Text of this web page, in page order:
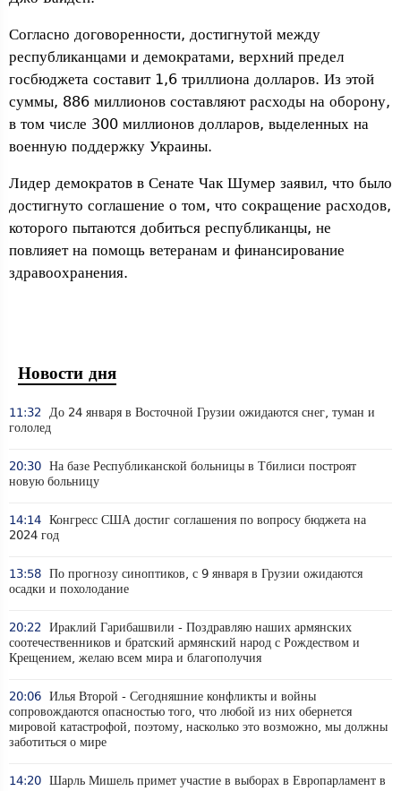
Согласно договоренности, достигнутой между
республиканцами и демократами, верхний предел
госбюджета составит 1,6 триллиона долларов. Из этой
суммы, 886 миллионов составляют расходы на оборону,
в том числе 300 миллионов долларов, выделенных на
военную поддержку Украины.
Лидер демократов в Сенате Чак Шумер заявил, что было
достигнуто соглашение о том, что сокращение расходов,
которого пытаются добиться республиканцы, не
повлияет на помощь ветеранам и финансирование
здравоохранения.
Новости дня
11:32
До 24 января в Восточной Грузии ожидаются снег, туман и
гололед
20:30 На базе Республиканской больницы в Тбилиси построят
новую больницу
14:14 Конгресс США достиг соглашения по вопросу бюджета на
2024 год
13:58 По прогнозу синоптиков, с 9 января в Грузии ожидаются
осадки и похолодание
20:22
Ираклий Гарибашвили - Поздравляю наших армянских
соотечественников и братский армянский народ с Рождеством и
Крещением, желаю всем мира и благополучия
20:06 Илья Второй - Сегодняшние конфликты и войны
сопровождаются опасностью того, что любой из них обернется
мировой катастрофой, поэтому, насколько это возможно, мы должны
заботиться о мире
14:20 Шарль Мишель примет участие в выборах в Европарламент в